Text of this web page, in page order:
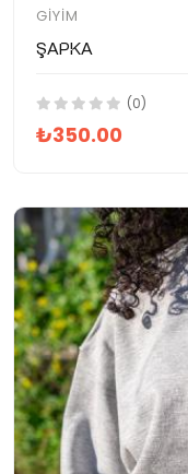
GIYIM
Şapka
(0)
₺350.00